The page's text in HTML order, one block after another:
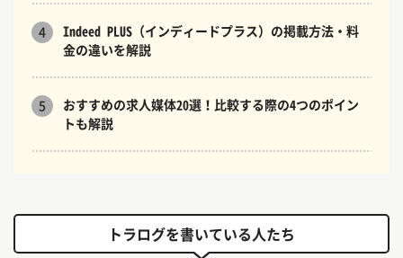
4
Indeed PLUS（インディードプラス）の掲載方法・料
金の違いを解説
5
おすすめの求人媒体20選！比較する際の4つのポイン
トも解説
トラログを書いている人たち